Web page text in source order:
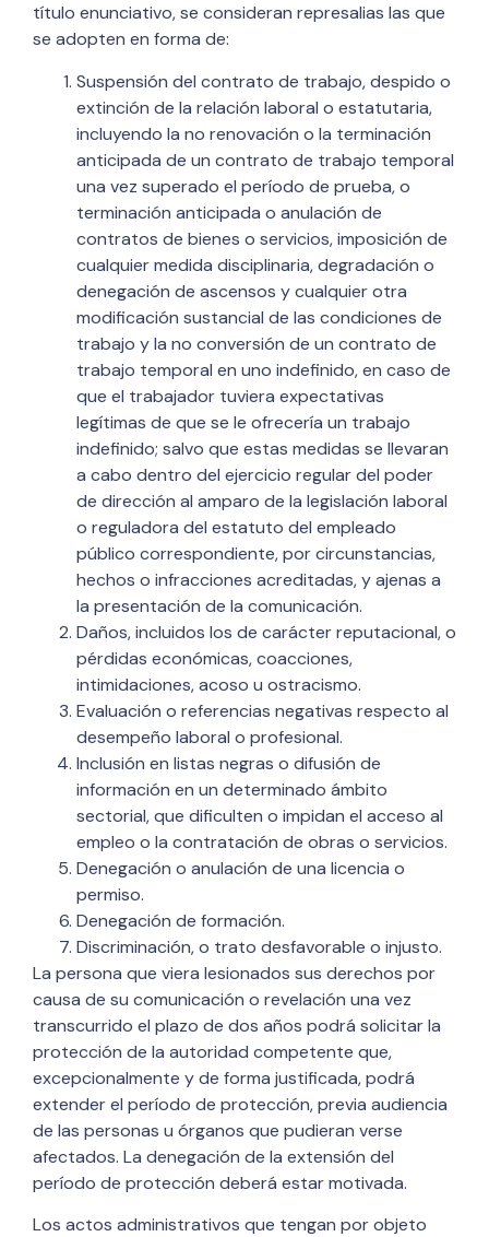
título enunciativo, se consideran represalias las que
se adopten en forma de:
Suspensión del contrato de trabajo, despido o
extinción de la relación laboral o estatutaria,
incluyendo la no renovación o la terminación
anticipada de un contrato de trabajo temporal
una vez superado el período de prueba, o
terminación anticipada o anulación de
contratos de bienes o servicios, imposición de
cualquier medida disciplinaria, degradación o
denegación de ascensos y cualquier otra
modificación sustancial de las condiciones de
trabajo y la no conversión de un contrato de
trabajo temporal en uno indefinido, en caso de
que el trabajador tuviera expectativas
legítimas de que se le ofrecería un trabajo
indefinido; salvo que estas medidas se llevaran
a cabo dentro del ejercicio regular del poder
de dirección al amparo de la legislación laboral
o reguladora del estatuto del empleado
público correspondiente, por circunstancias,
hechos o infracciones acreditadas, y ajenas a
la presentación de la comunicación.
Daños, incluidos los de carácter reputacional, o
pérdidas económicas, coacciones,
intimidaciones, acoso u ostracismo.
Evaluación o referencias negativas respecto al
desempeño laboral o profesional.
Inclusión en listas negras o difusión de
información en un determinado ámbito
sectorial, que dificulten o impidan el acceso al
empleo o la contratación de obras o servicios.
Denegación o anulación de una licencia o
permiso.
Denegación de formación.
Discriminación, o trato desfavorable o injusto.
La persona que viera lesionados sus derechos por
causa de su comunicación o revelación una vez
transcurrido el plazo de dos años podrá solicitar la
protección de la autoridad competente que,
excepcionalmente y de forma justificada, podrá
extender el período de protección, previa audiencia
de las personas u órganos que pudieran verse
afectados. La denegación de la extensión del
período de protección deberá estar motivada.
Los actos administrativos que tengan por objeto